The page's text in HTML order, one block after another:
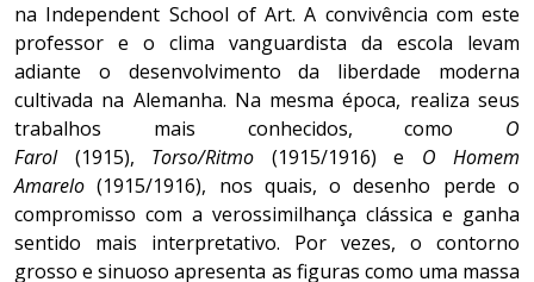
na Independent School of Art. A convivência com este
professor e o clima vanguardista da escola levam
adiante o desenvolvimento da liberdade moderna
cultivada na Alemanha. Na mesma época, realiza seus
trabalhos mais conhecidos, como O
Farol(1915), Torso/Ritmo (1915/1916) e O Homem
Amarelo (1915/1916), nos quais, o desenho perde o
compromisso com a verossimilhança clássica e ganha
sentido mais interpretativo. Por vezes, o contorno
grosso e sinuoso apresenta as figuras como uma massa